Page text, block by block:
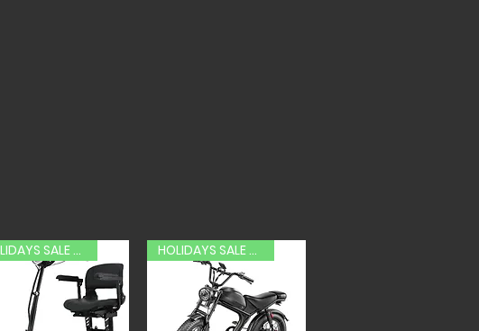
HOLIDAYS SALE 20% OFF HOLIDAYS SALE 20% OFF